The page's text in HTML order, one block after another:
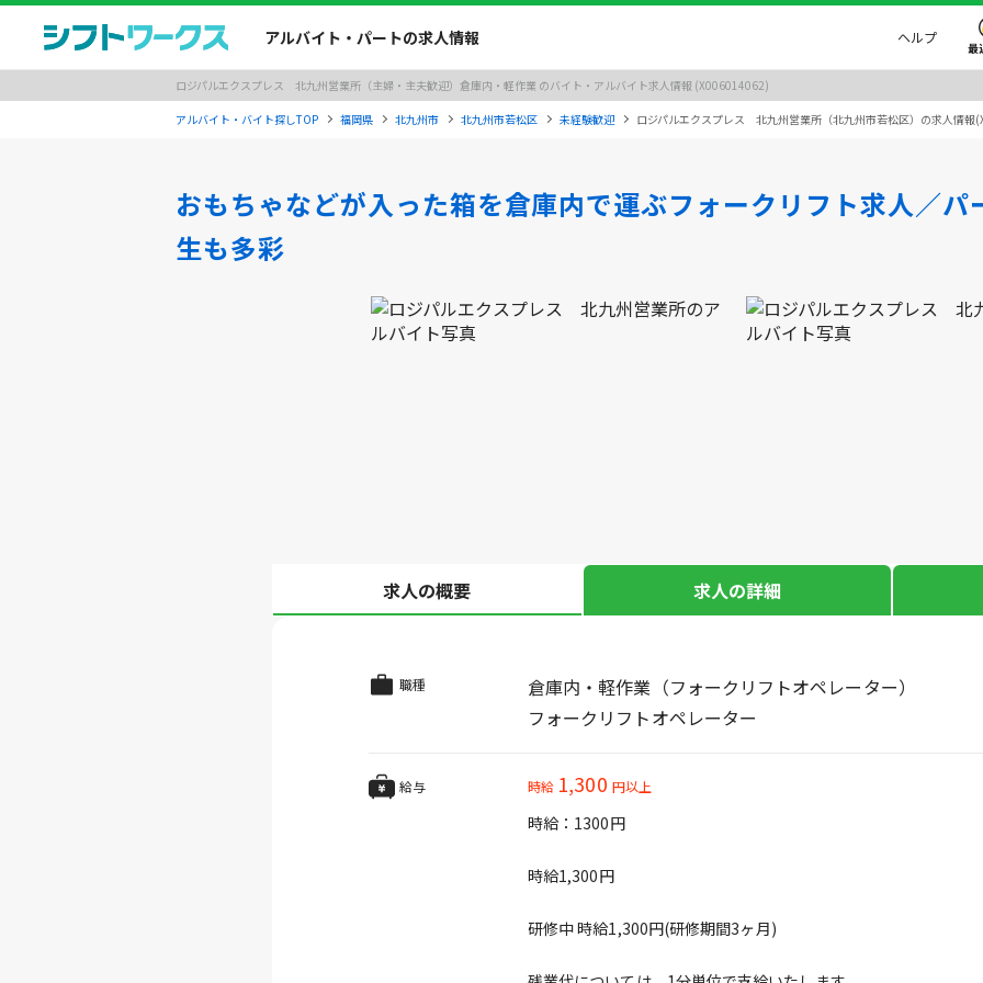
アルバイト・パートの求人情報 ヘルプ
最
ロジパルエクスプレス 北九州営業所（主婦・主夫歓迎）倉庫内・軽作業 のバイト・アルバイト求人情報 (X006014062)
アルバイト・バイト探しTOP 福岡県 北九州市 北九州市若松区 未経験歓迎 ロジパルエクスプレス 北九州営業所（北九州市若松区）の求人情報
おもちゃなどが入った箱を倉庫内で運ぶフォークリフト求人／
生も多彩
求人の概要 求人の詳細
職種
倉庫内・軽作業（フォークリフトオペレーター）
フォークリフトオペレーター
給与 時給 1,300 円以上
時給：1300円
時給1,300円
研修中 時給1,300円(研修期間3ヶ月)